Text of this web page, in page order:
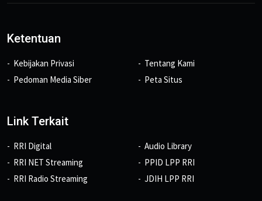
Ketentuan
Kebijakan Privasi
Pedoman Media Siber
Tentang Kami
Peta Situs
Link Terkait
RRI Digital
RRI NET Streaming
RRI Radio Streaming
Audio Library
PPID LPP RRI
JDIH LPP RRI